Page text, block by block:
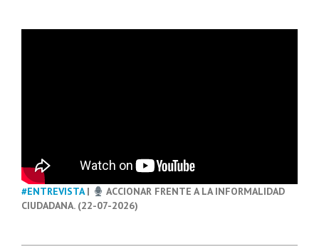
#ENTREVISTA|
ACCIONAR FRENTE A LA INFORMALIDAD
CIUDADANA. (22-07-2026)